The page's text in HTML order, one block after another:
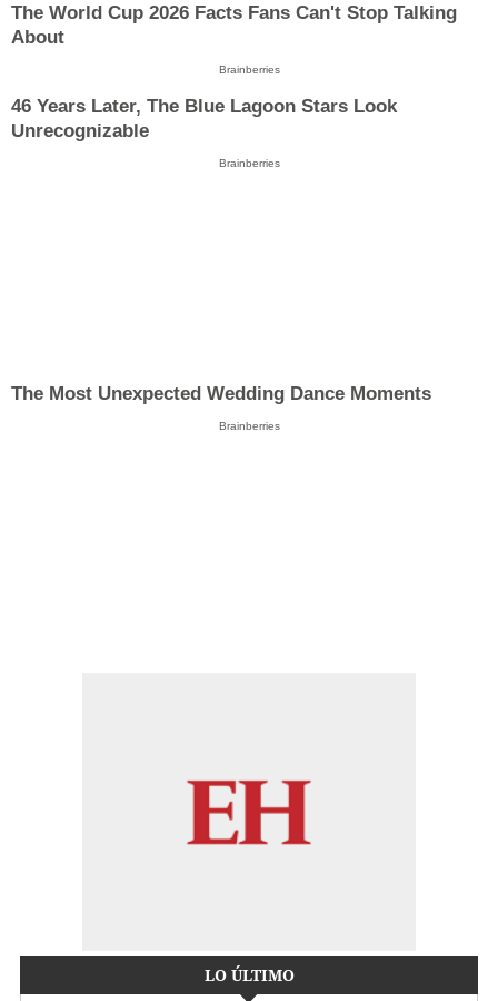
The World Cup 2026 Facts Fans Can't Stop Talking
About
Brainberries
46 Years Later, The Blue Lagoon Stars Look
Unrecognizable
Brainberries
The Most Unexpected Wedding Dance Moments
Brainberries
LO ÚLTIMO